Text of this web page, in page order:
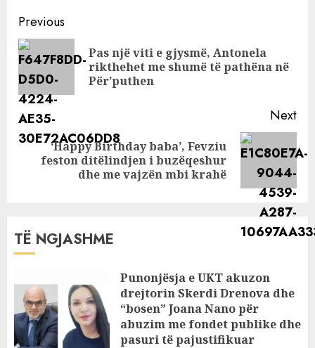
Continue
Reading
Previous
Pas një viti e gjysmë, Antonela
rikthehet me shumë të pathëna në
Për’puthen
Next
Next
‘Happy Birthday baba’, Fevziu
feston ditëlindjen i buzëqeshur
dhe me vajzën mbi krahë
TË NGJASHME
Punonjësja e UKT akuzon
drejtorin Skerdi Drenova dhe
“bosen” Joana Nano për
abuzim me fondet publike dhe
pasuri të pajustifikuar